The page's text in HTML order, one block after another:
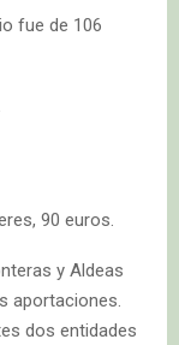
fue de 106
90 euros.
y Aldeas
aportaciones.
dos entidades